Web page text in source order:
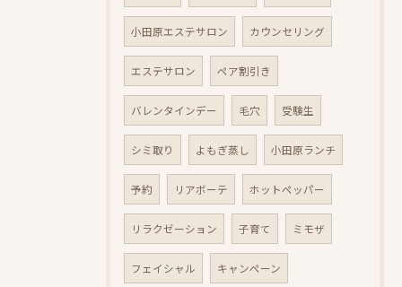
小田原エステサロン カウンセリング
エステサロン ペア割引き
バレンタインデー 毛穴 受験生
シミ取り よもぎ蒸し 小田原ランチ
予約 リアボーテ ホットペッパー
リラクゼーション 子育て ミモザ
フェイシャル キャンペーン